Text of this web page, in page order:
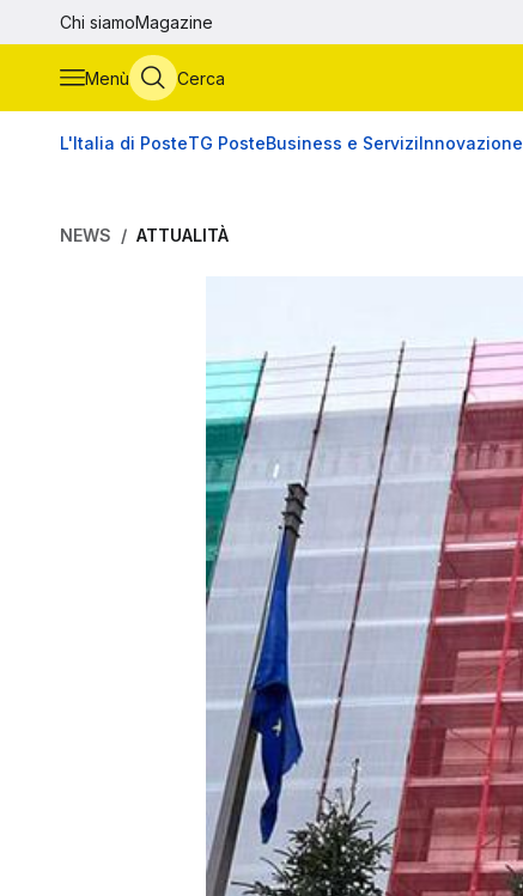
Vai al contenuto principale
Chi siamoMagazine
Menù Cerca
L'Italia di PosteTG PosteBusiness e ServiziInnovazione
NEWS ATTUALITÀ